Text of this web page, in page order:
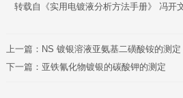
转载自《实用电镀液分析方法手册》 冯开
上一篇： NS 镀银溶液亚氨基二磺酸铵的测定
下一篇： 亚铁氰化物镀银的碳酸钾的测定